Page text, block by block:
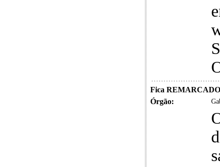
Fica
Órgão: